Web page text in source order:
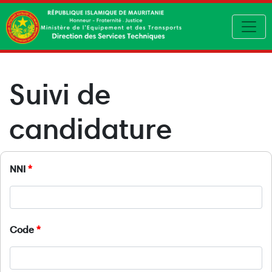
Suivi de
candidature
NNI
Code